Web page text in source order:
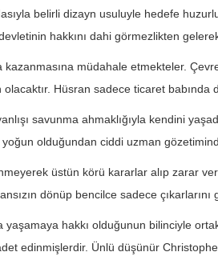
belirli dizayn usuluyle hedefe
hakkını dahi görmezlikten
müdahale etmekteler.
Hüsran sadece ticaret
savunma ahmaklığıyla kendini
olduğundan ciddi uzman
üstün körü kararlar alıp zarar
dönüp bencilce sadece
yaşamaya hakkı olduğunun bilinciyle
edinmişlerdir. Ünlü düşünür